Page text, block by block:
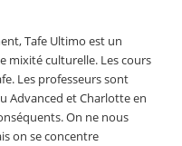
Tafe Ultimo est un
mixité culturelle. Les cours
Les professeurs sont
Advanced et Charlotte en
On ne nous
on se concentre